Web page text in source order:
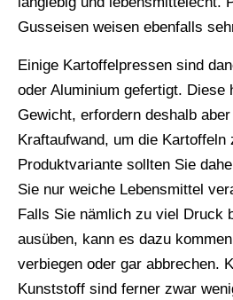
Gusseisen weisen ebenfalls
Einige Kartoffelpressen sind
oder Aluminium gefertigt. Diese
Gewicht, erfordern deshalb
Kraftaufwand, um die
Produktvariante sollten Sie
Sie nur weiche Lebensmittel
Falls Sie nämlich zu viel Druck
ausüben, kann es dazu
verbiegen oder gar abbrechen.
Kunststoff sind ferner zwar